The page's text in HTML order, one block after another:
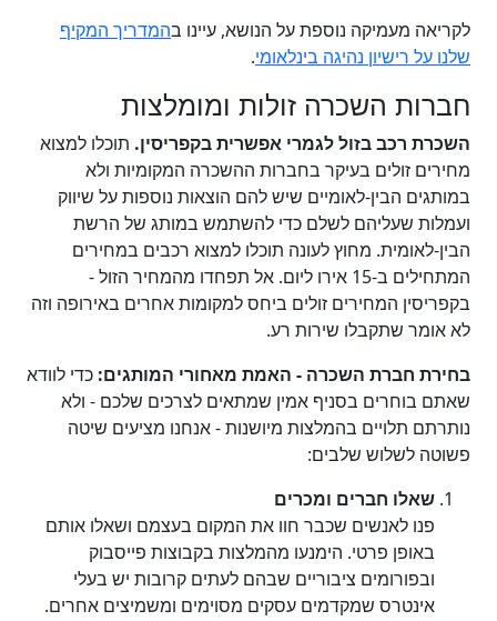
לקריאה מעמיקה נוספת על הנושא, עיינו בהמדריך המקיף
שלנו על רישיון נהיגה בינלאומי.
חברות השכרה זולות ומומלצות
השכרת רכב בזול לגמרי אפשרית בקפריסין. תוכלו למצוא
מחירים זולים בעיקר בחברות ההשכרה המקומיות ולא
במותגים הבין-לאומיים שיש להם הוצאות נוספות על שיווק
ועמלות שעליהם לשלם כדי להשתמש במותג של הרשת
הבין-לאומית. מחוץ לעונה תוכלו למצוא רכבים במחירים
המתחילים ב-15 אירו ליום. אל תפחדו מהמחיר הזול -
בקפריסין המחירים זולים ביחס למקומות אחרים באירופה וזה
לא אומר שתקבלו שירות רע.
בחירת חברת השכרה - האמת מאחורי המותגים: כדי לוודא
שאתם בוחרים בסניף אמין שמתאים לצרכים שלכם - ולא
נותרתם תלויים בהמלצות מיושנות - אנחנו מציעים שיטה
פשוטה לשלוש שלבים:
שאלו חברים ומכרים
פנו לאנשים שכבר חוו את המקום בעצמם ושאלו אותם
באופן פרטי. הימנעו מהמלצות בקבוצות פייסבוק
ובפורומים ציבוריים שבהם לעתים קרובות יש בעלי
אינטרס שמקדמים עסקים מסוימים ומשמיצים אחרים.